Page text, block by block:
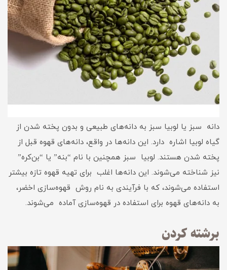
دانه سبز یا لوبیا سبز به دانه‌های طبیعی و بدون پخته شدن از
گیاه لوبیا اشاره دارد. این دانه‌ها در واقع، دانه‌های قهوه قبل از
پخته شدن هستند. لوبیا سبز همچنین با نام “بنه” یا “بن‌کره”
نیز شناخته می‌شوند. این دانه‌ها اغلب برای تهیه قهوه تازه بیشتر
استفاده می‌شوند، که با فرآیندی به نام روش قهوه‌سازی اخضر،
به دانه‌های قهوه برای استفاده در قهوه‌سازی آماده می‌شوند.
برشته کردن